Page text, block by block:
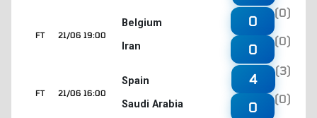
21/06 19:00
FT
Belgium
Iran
0
(0)
0
(0)
21/06 16:00
FT
Spain
Saudi Arabia
4
(3)
0
(0)